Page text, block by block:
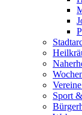
Sport